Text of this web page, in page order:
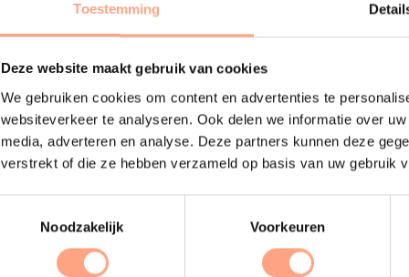
Toestemming
Deze website maakt gebruik van cookies
We gebruiken cookies om content en advertenties te
websiteverkeer te analyseren. Ook delen we informatie over
media, adverteren en analyse. Deze partners kunnen deze
verstrekt of die ze hebben verzameld op basis van uw gebruik
Noodzakelijk Voorkeuren